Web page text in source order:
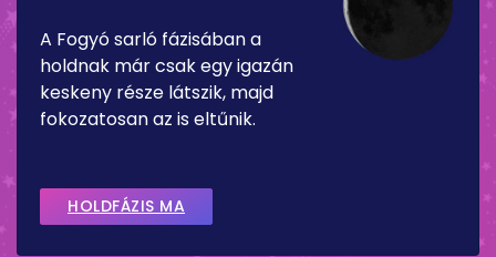
A Fogyó sarló fázisában a
holdnak már csak egy igazán
keskeny része látszik, majd
fokozatosan az is eltűnik.
HOLDFÁZIS MA